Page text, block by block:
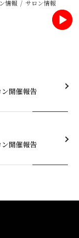
情報 サロン情報
開催報告
開催報告